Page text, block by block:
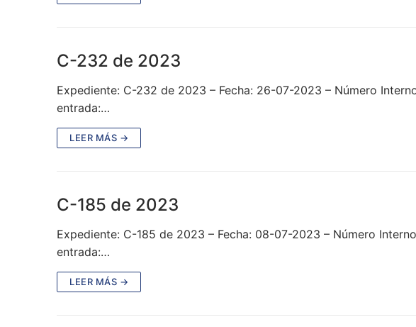
C-232 de 2023
Expediente: C-232 de 2023 – Fecha: 26-07-2023 – Número
entrada:…
LEER MÁS →
C-185 de 2023
Expediente: C-185 de 2023 – Fecha: 08-07-2023 – Número
entrada:…
LEER MÁS →